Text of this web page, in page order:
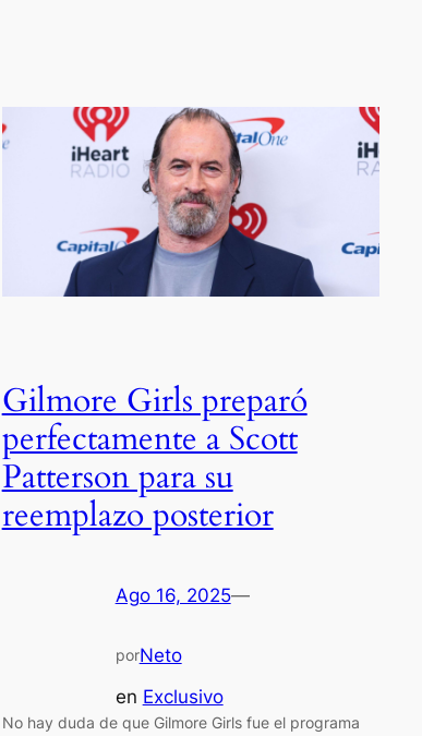
Gilmore Girls preparó
perfectamente a Scott
Patterson para su
reemplazo posterior
Ago 16, 2025—
porNeto
en Exclusivo
No hay duda de que Gilmore Girls fue el programa